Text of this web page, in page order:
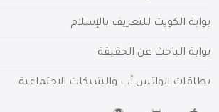
بوابة الكويت للتعريف بالإسلام
بوابة الباحث عن الحقيقة
بطاقات الواتس آب والشبكات الاجتماعية